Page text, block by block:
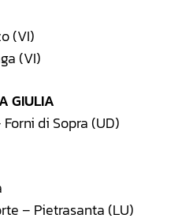
(VI)
(VI)
GIULIA
Forni di Sopra (UD)
– Pietrasanta (LU)